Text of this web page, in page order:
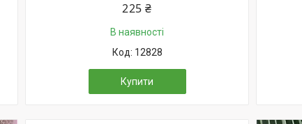
225 ₴
В наявності
12828
Купити